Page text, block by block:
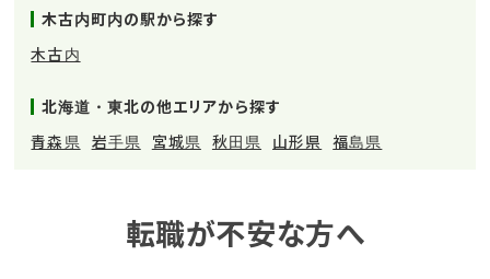
木古内町内の駅から探す
木古内
北海道・東北の他エリアから探す
青森県
岩手県 宮城県 秋田県 山形県 福島県
転職が不安な方へ